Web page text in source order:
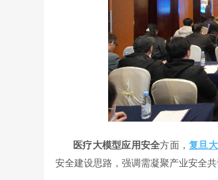
医疗大模型应用安全方面，复旦
安全建设思路，强调需凝聚产业安全